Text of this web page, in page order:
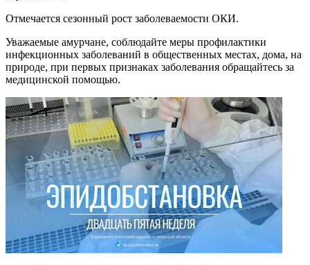
Отмечается сезонный рост заболеваемости ОКИ.
Уважаемые амурчане, соблюдайте меры профилактики
инфекционных заболеваний в общественных местах, дома, на
природе, при первых признаках заболевания обращайтесь за
медицинской помощью.